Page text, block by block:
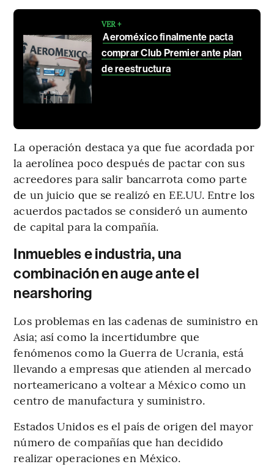
VER +
Aeroméxico finalmente pacta
comprar Club Premier ante plan
de reestructura
La operación destaca ya que fue acordada por
la aerolínea poco después de pactar con sus
acreedores para salir bancarrota como parte
de un juicio que se realizó en EE.UU. Entre los
acuerdos pactados se consideró un aumento
de capital para la compañía.
Inmuebles e industria, una
combinación en auge ante el
nearshoring
Los problemas en las cadenas de suministro en
Asia; así como la incertidumbre que
fenómenos como la Guerra de Ucrania, está
llevando a empresas que atienden al mercado
norteamericano a voltear a México como un
centro de manufactura y suministro.
Estados Unidos es el país de origen del mayor
número de compañías que han decidido
realizar operaciones en México.